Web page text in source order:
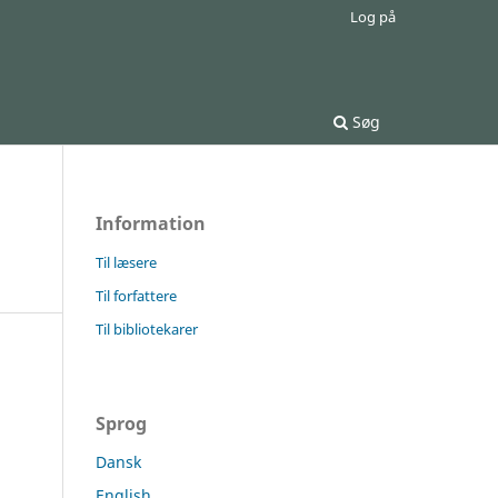
Søg
Log på
Information
Til læsere
Til forfattere
Til bibliotekarer
Sprog
Dansk